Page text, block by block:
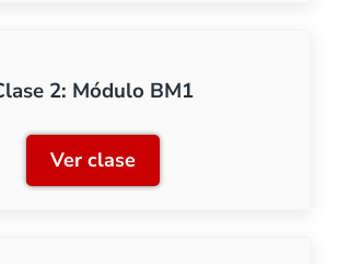
2: Módulo BM1
Ver claseClase 2: Módulo BM1